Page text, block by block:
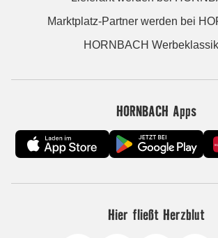
Marktplatz-Partner werden bei
HORNBACH
HORNBACH Apps
Hier fließt Herzblut